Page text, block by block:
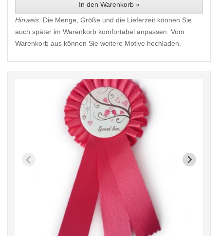
In den Warenkorb »
Hinweis: Die Menge, Größe und die Lieferzeit können Sie
auch später im Warenkorb komfortabel anpassen. Vom
Warenkorb aus können Sie weitere Motive hochladen.